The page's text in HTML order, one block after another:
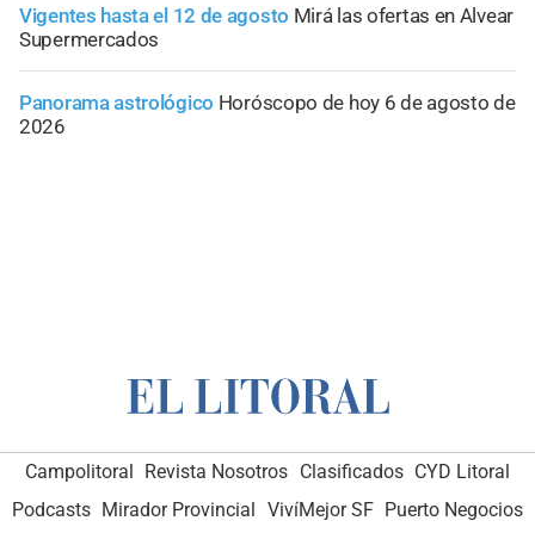
Vigentes hasta el 12 de agosto Mirá las ofertas en Alvear
Supermercados
Panorama astrológico Horóscopo de hoy 6 de agosto de
2026
Campolitoral Revista Nosotros Clasificados CYD Litoral
Podcasts Mirador Provincial VivíMejor SF Puerto Negocios